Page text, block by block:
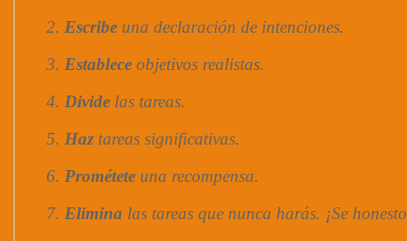
2. Escribe una declaración de intenciones.
3. Establece objetivos realistas.
4. Divide las tareas.
5. Haz tareas significativas.
6. Prométete una recompensa.
7. Elimina las tareas que nunca harás. ¡Se